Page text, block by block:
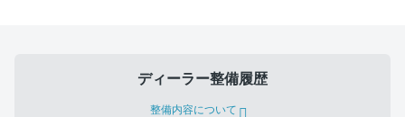
ディーラー整備履歴
整備内容について